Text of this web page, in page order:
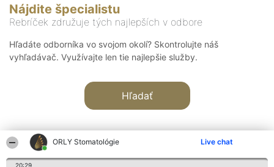
ORLY Stomatológie Live chat
20:29
Nájdite špecialistu
Rebríček združuje tých najlepších v odbore
Hľadáte odborníka vo svojom okolí? Skontrolujte náš
vyhľadávač. Využívajte len tie najlepšie služby.
Hľadať